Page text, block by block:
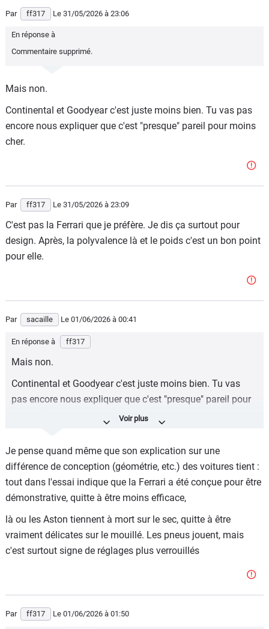
Par ff317 Le 31/05/2026 à 23:06
En réponse à
Commentaire supprimé.
Mais non.
Continental et Goodyear c'est juste moins bien. Tu vas pas
encore nous expliquer que c'est "presque" pareil pour moins
cher.
Par ff317 Le 31/05/2026 à 23:09
C'est pas la Ferrari que je préfère. Je dis ça surtout pour
design. Après, la polyvalence là et le poids c'est un bon point
pour elle.
Par sacaille Le 01/06/2026 à 00:41
En réponse à ff317
Mais non.
Continental et Goodyear c'est juste moins bien. Tu vas
pas encore nous expliquer que c'est "presque" pareil pour
Je pense quand même que son explication sur une
différence de conception (géométrie, etc.) des voitures tient :
tout dans l'essai indique que la Ferrari a été conçue pour être
démonstrative, quitte à être moins efficace,
là ou les Aston tiennent à mort sur le sec, quitte à être
vraiment délicates sur le mouillé. Les pneus jouent, mais
c'est surtout signe de réglages plus verrouillés
Par ff317 Le 01/06/2026 à 01:50